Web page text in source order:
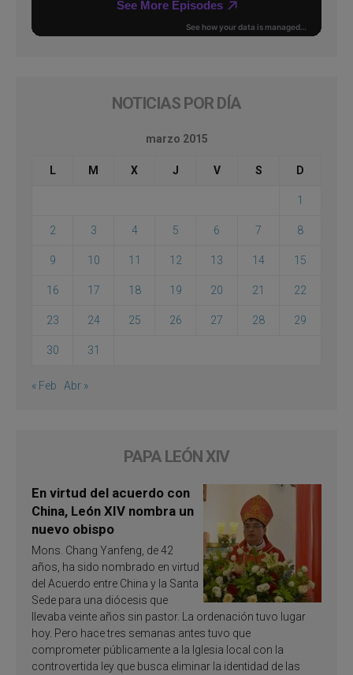
NOTICIAS POR DÍA
marzo 2015
L M X J V S D
1
2 3 4 5 6 7 8
9 10 11 12 13 14 15
16 17 18 19 20 21 22
23 24 25 26 27 28 29
30 31
« Feb Abr »
PAPA LEÓN XIV
En virtud del acuerdo con
China, León XIV nombra un
nuevo obispo
Mons. Chang Yanfeng, de 42
años, ha sido nombrado en virtud
del Acuerdo entre China y la Santa
Sede para una diócesis que
llevaba veinte años sin pastor. La ordenación tuvo lugar
hoy. Pero hace tres semanas antes tuvo que
comprometer públicamente a la Iglesia local con la
controvertida ley que busca eliminar la identidad de las